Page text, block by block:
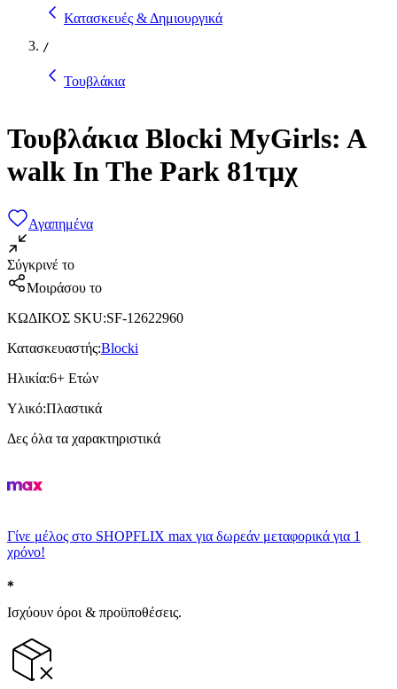
Κατασκευές & Δημιουργικά
/
Τουβλάκια
Τουβλάκια Blocki MyGirls: A
walk In The Park 81τμχ
Αγαπημένα
Σύγκρινέ το
Μοιράσου το
ΚΩΔΙΚΟΣ SKU:SF-12622960
Κατασκευαστής:Blocki
Ηλικία:6+ Ετών
Υλικό:Πλαστικά
Δες όλα τα χαρακτηριστικά
Γίνε μέλος στο SHOPFLIX max για δωρεάν μεταφορικά για 1
χρόνο!
Ισχύουν όροι & προϋποθέσεις.